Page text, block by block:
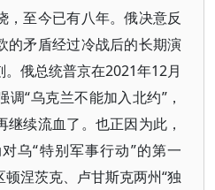
，至今已有八年。俄决意反
的矛盾经过冷战后的长期演
俄总统普京在2021年12月
“乌克兰不能加入北约”，
续流血了。也正因为此，
乌“特别军事行动”的第一
涅茨克、卢甘斯克两州“独